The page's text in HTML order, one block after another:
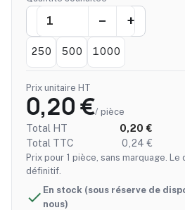
250 500 1000
 En stock (sous réserve de
nous)
Prix unitaire HT
0,20 €/ pièce
Total HT
0,20 €
Total TTC
0,24 €
Prix pour 1 pièce, sans marquage.
définitif.